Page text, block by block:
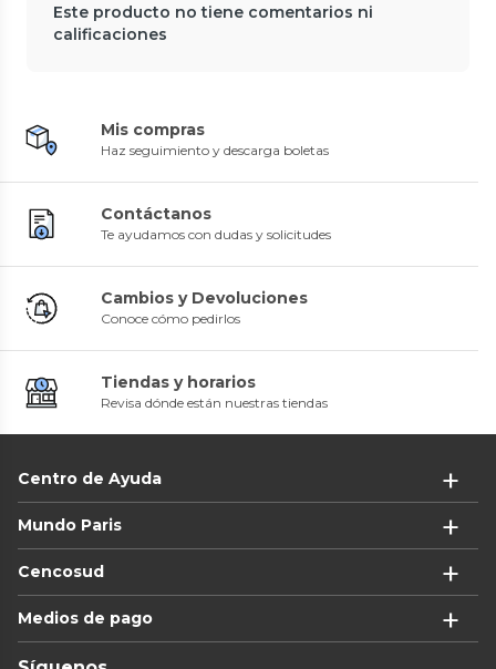
Este producto no tiene comentarios ni
calificaciones
Mis compras
Haz seguimiento y descarga boletas
Contáctanos
Te ayudamos con dudas y solicitudes
Cambios y Devoluciones
Conoce cómo pedirlos
Tiendas y horarios
Revisa dónde están nuestras tiendas
Centro de Ayuda
Mundo Paris
Cencosud
Medios de pago